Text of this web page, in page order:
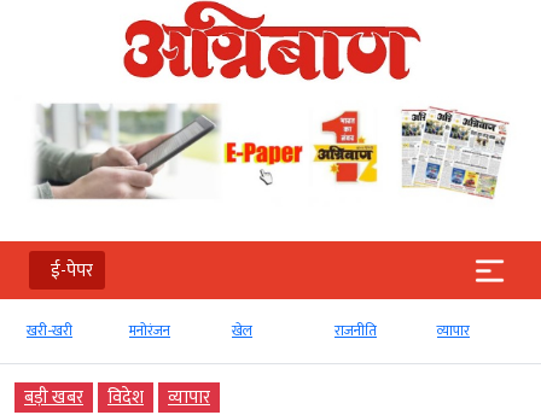
ई-पेपर
खरी-खरी मनोरंजन खेल राजनीति व्‍यापार
बड़ी खबर विदेश व्‍यापार